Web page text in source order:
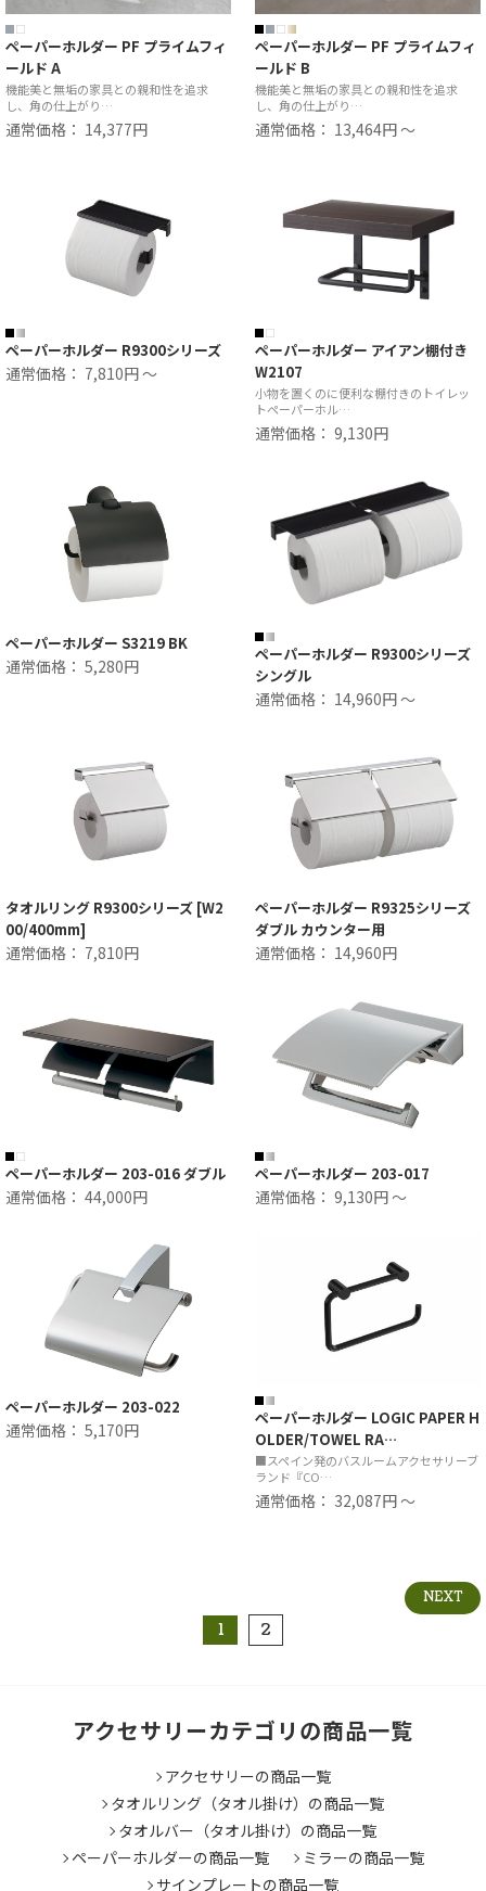
ペーパーホルダー PF プライムフィ
ールド A
機能美と無垢の家具との親和性を追求
し、角の仕上がり…
通常価格： 14,377円
ペーパーホルダー PF プライムフィ
ールド B
機能美と無垢の家具との親和性を追求
し、角の仕上がり…
通常価格： 13,464円 ～
ペーパーホルダー R9300シリーズ
通常価格： 7,810円 ～
ペーパーホルダー アイアン棚付き
W2107
小物を置くのに便利な棚付きのトイレッ
トペーパーホル…
通常価格： 9,130円
ペーパーホルダー S3219 BK
通常価格： 5,280円
ペーパーホルダー R9300シリーズ
シングル
通常価格： 14,960円 ～
タオルリング R9300シリーズ [W2
00/400mm]
通常価格： 7,810円
ペーパーホルダー R9325シリーズ
ダブル カウンター用
通常価格： 14,960円
ペーパーホルダー 203-016 ダブル
通常価格： 44,000円
ペーパーホルダー 203-017
通常価格： 9,130円 ～
ペーパーホルダー 203-022
通常価格： 5,170円
ペーパーホルダー LOGIC PAPER H
OLDER/TOWEL RA…
■スペイン発のバスルームアクセサリーブ
ランド『CO…
通常価格： 32,087円 ～
1 2
NEXT
アクセサリーカテゴリの商品一覧
アクセサリーの商品一覧
タオルリング（タオル掛け）の商品一覧
タオルバー（タオル掛け）の商品一覧
ペーパーホルダーの商品一覧
ミラーの商品一覧
サインプレートの商品一覧